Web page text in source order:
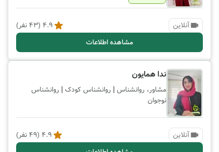
آنلاین 4.9
(
43 نفر)
مشاهده اطلاعات
ندا همایون
مشاور، روانشناس | روانشناس کودک | روانشناس
نوجوان
آنلاین 4.9
(
49 نفر)